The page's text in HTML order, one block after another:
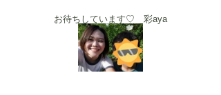
お待ちしています♡　彩aya